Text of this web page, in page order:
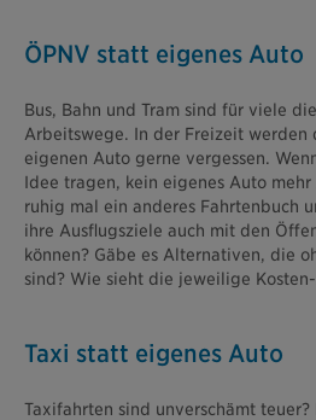
ÖPNV statt eigenes Auto
Bus, Bahn und Tram sind für viele
Arbeitswege. In der Freizeit werden
eigenen Auto gerne vergessen.
Idee tragen, kein eigenes Auto
ruhig mal ein anderes Fahrtenbuch
ihre Ausflugsziele auch mit den
können? Gäbe es Alternativen, die
sind? Wie sieht die jeweilige
Taxi statt eigenes Auto
Taxifahrten sind unverschämt